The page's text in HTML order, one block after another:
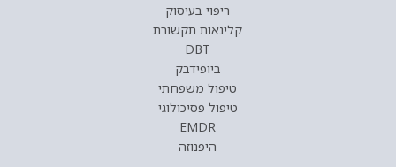
ריפוי בעיסוק
קלינאות תקשורת
DBT
ביופידבק
טיפול משפחתי
טיפול פסיכולוגי
EMDR
היפנוזה